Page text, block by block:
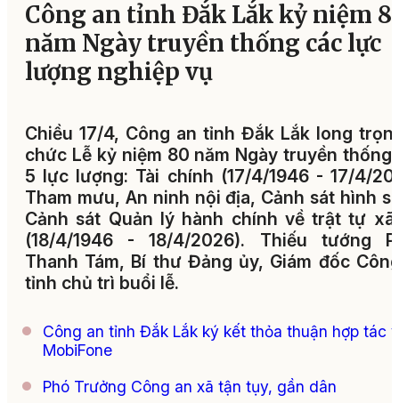
Công an tỉnh Đắk Lắk kỷ niệm
năm Ngày truyền thống các lực
lượng nghiệp vụ
Chiều 17/4, Công an tỉnh Đắk Lắk long
chức Lễ kỷ niệm 80 năm Ngày truyền thống
5 lực lượng: Tài chính (17/4/1946 - 17/4/
Tham mưu, An ninh nội địa, Cảnh sát hình
Cảnh sát Quản lý hành chính về trật tự
(18/4/1946 - 18/4/2026). Thiếu tướng
Thanh Tám, Bí thư Đảng ủy, Giám đốc
tỉnh chủ trì buổi lễ.
Công an tỉnh Đắk Lắk ký kết thỏa thuận hợp tác
MobiFone
Phó Trưởng Công an xã tận tụy, gần dân